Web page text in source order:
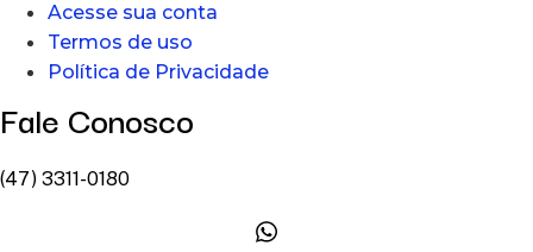
Acesse sua conta
Termos de uso
Política de Privacidade
Fale Conosco
(47) 3311-0180